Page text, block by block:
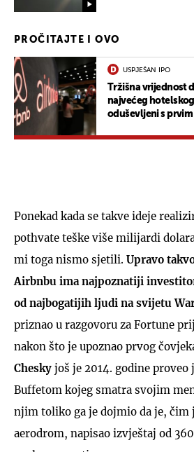
PROČITAJTE I OVO
USPJEŠAN IPO
Tržišna vrijednost
najvećeg
oduševljeni s
Ponekad kada se takve ideje
pothvate teške više milijardi
mi toga nismo sjetili. Upravo
Airbnbu ima najpoznatiji
od najbogatijih ljudi na svijetu
priznao u razgovoru za Fortune
nakon što je upoznao prvog
Chesky još je 2014. godine proveo
Buffetom kojeg smatra svojim
njim toliko ga je dojmio da je, čim
aerodrom, napisao izvještaj od